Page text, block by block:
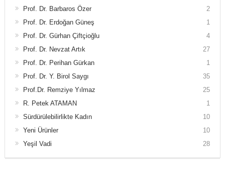
Prof. Dr. Barbaros Özer
2
Prof. Dr. Erdoğan Güneş
1
Prof. Dr. Gürhan Çiftçioğlu
4
Prof. Dr. Nevzat Artık
27
Prof. Dr. Perihan Gürkan
1
Prof. Dr. Y. Birol Saygı
35
Prof.Dr. Remziye Yılmaz
25
R. Petek ATAMAN
1
Sürdürülebilirlikte Kadın
10
Yeni Ürünler
10
Yeşil Vadi
28